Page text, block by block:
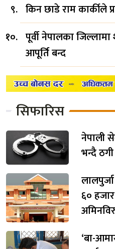
किन छाडे राम कार्कीले
पूर्वी नेपालका जिल्लामा
आपूर्ति बन्द
सिफारिस
नेपाली
भन्दै ठगी
६०
‘बा-